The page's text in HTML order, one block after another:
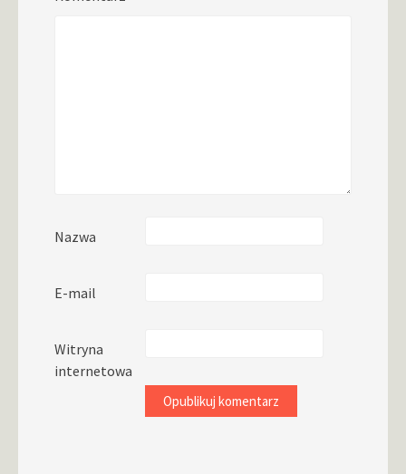
Nazwa
E-mail
Witryna
internetowa